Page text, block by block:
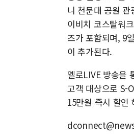
니 천문대 공원 관
이비치 코스탈워
즈가 포함되며, 9
이 추가된다.
옐로LIVE 방송을
고객 대상으로 S-
15만원 즉시 할인